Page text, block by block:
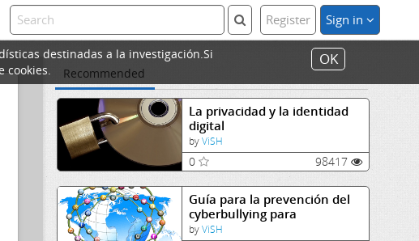
destinadas a la investigación.Si
cookies.
OK
Register Sign in
Recommended
La privacidad y la identidad
digital
byViSH
0 98417
Guía para la prevención del
cyberbullying para
adolescentes.
byViSH